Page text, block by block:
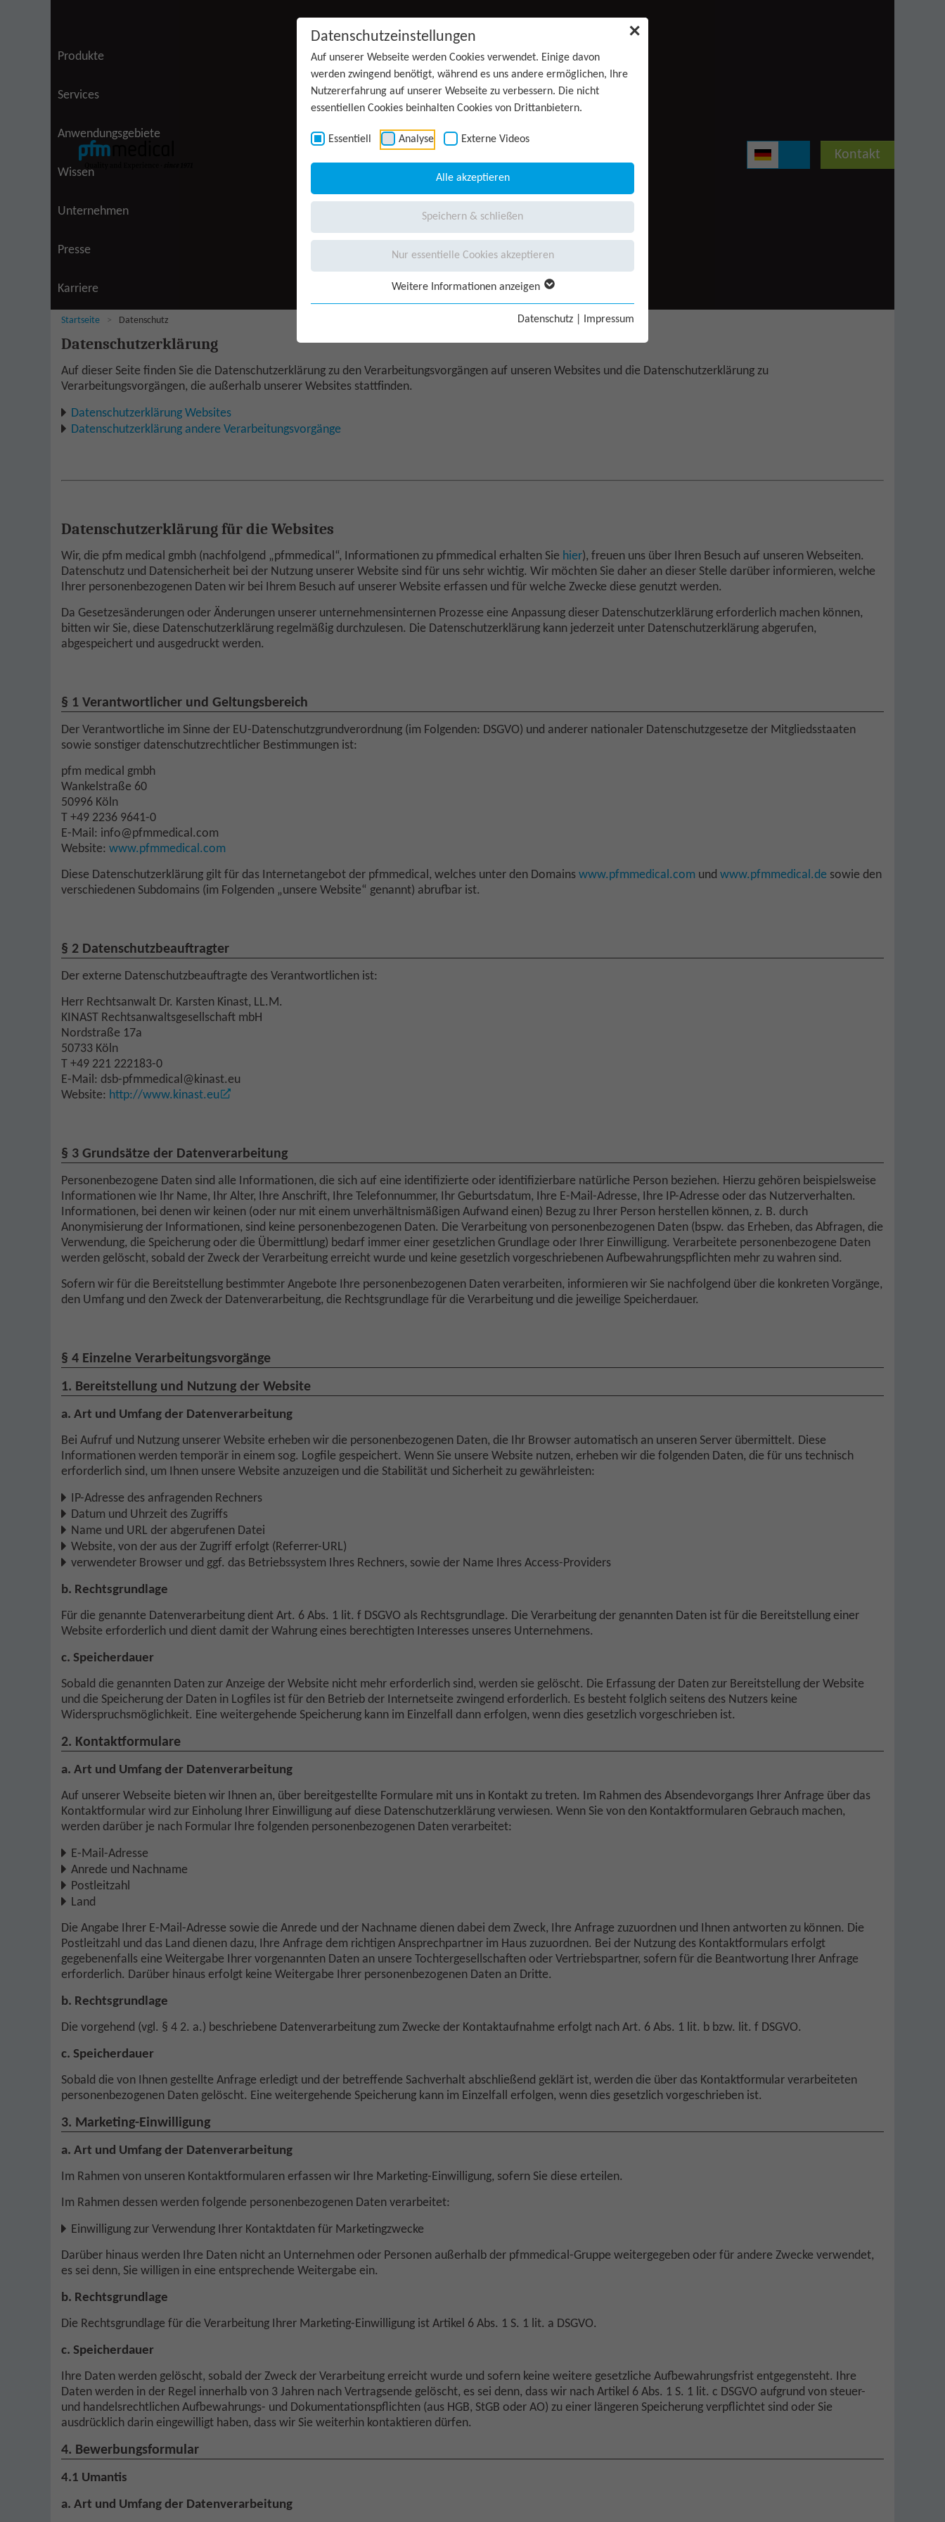
✕
Datenschutzeinstellungen
Auf unserer Webseite werden Cookies verwendet. Einige davon
werden zwingend benötigt, während es uns andere ermöglichen, Ihre
Nutzererfahrung auf unserer Webseite zu verbessern. Die nicht
essentiellen Cookies beinhalten Cookies von Drittanbietern.
Essentiell Analyse Externe Videos
Alle akzeptieren
Speichern & schließen
Nur essentielle Cookies akzeptieren
Weitere Informationen anzeigen
Datenschutz Impressum
Kontakt
Produkte
Services
Anwendungsgebiete
Wissen
Unternehmen
Presse
Karriere
Sie sind hier:
Startseite Datenschutz
Datenschutzerklärung
Auf dieser Seite finden Sie die Datenschutzerklärung zu den Verarbeitungsvorgängen auf unseren Websites und die Datenschutzerklärung zu
Verarbeitungsvorgängen, die außerhalb unserer Websites stattfinden.
Datenschutzerklärung Websites
Datenschutzerklärung andere Verarbeitungsvorgänge
Datenschutzerklärung für die Websites
Wir, die pfm medical gmbh (nachfolgend „pfmmedical“, Informationen zu pfmmedical erhalten Sie hier), freuen uns über Ihren Besuch auf unseren Webseiten.
Datenschutz und Datensicherheit bei der Nutzung unserer Website sind für uns sehr wichtig. Wir möchten Sie daher an dieser Stelle darüber informieren, welche
Ihrer personenbezogenen Daten wir bei Ihrem Besuch auf unserer Website erfassen und für welche Zwecke diese genutzt werden.
Da Gesetzesänderungen oder Änderungen unserer unternehmensinternen Prozesse eine Anpassung dieser Datenschutzerklärung erforderlich machen können,
bitten wir Sie, diese Datenschutzerklärung regelmäßig durchzulesen. Die Datenschutzerklärung kann jederzeit unter Datenschutzerklärung abgerufen,
abgespeichert und ausgedruckt werden.
§ 1 Verantwortlicher und Geltungsbereich
Der Verantwortliche im Sinne der EU-Datenschutzgrundverordnung (im Folgenden: DSGVO) und anderer nationaler Datenschutzgesetze der Mitgliedsstaaten
sowie sonstiger datenschutzrechtlicher Bestimmungen ist:
pfm medical gmbh
Wankelstraße 60
50996 Köln
T +49 2236 9641-0
E-Mail: info@pfmmedical.com
Website: www.pfmmedical.com
Diese Datenschutzerklärung gilt für das Internetangebot der pfmmedical, welches unter den Domains www.pfmmedical.com und www.pfmmedical.de sowie den
verschiedenen Subdomains (im Folgenden „unsere Website“ genannt) abrufbar ist.
§ 2 Datenschutzbeauftragter
Der externe Datenschutzbeauftragte des Verantwortlichen ist:
Herr Rechtsanwalt Dr. Karsten Kinast, LL.M.
KINAST Rechtsanwaltsgesellschaft mbH
Nordstraße 17a
50733 Köln
T +49 221 222183-0
E-Mail: dsb-pfmmedical@kinast.eu
Website: http://www.kinast.eu
§ 3 Grundsätze der Datenverarbeitung
Personenbezogene Daten sind alle Informationen, die sich auf eine identifizierte oder identifizierbare natürliche Person beziehen. Hierzu gehören beispielsweise
Informationen wie Ihr Name, Ihr Alter, Ihre Anschrift, Ihre Telefonnummer, Ihr Geburtsdatum, Ihre E-Mail-Adresse, Ihre IP-Adresse oder das Nutzerverhalten.
Informationen, bei denen wir keinen (oder nur mit einem unverhältnismäßigen Aufwand einen) Bezug zu Ihrer Person herstellen können, z. B. durch
Anonymisierung der Informationen, sind keine personenbezogenen Daten. Die Verarbeitung von personenbezogenen Daten (bspw. das Erheben, das Abfragen, die
Verwendung, die Speicherung oder die Übermittlung) bedarf immer einer gesetzlichen Grundlage oder Ihrer Einwilligung. Verarbeitete personenbezogene Daten
werden gelöscht, sobald der Zweck der Verarbeitung erreicht wurde und keine gesetzlich vorgeschriebenen Aufbewahrungspflichten mehr zu wahren sind.
Sofern wir für die Bereitstellung bestimmter Angebote Ihre personenbezogenen Daten verarbeiten, informieren wir Sie nachfolgend über die konkreten Vorgänge,
den Umfang und den Zweck der Datenverarbeitung, die Rechtsgrundlage für die Verarbeitung und die jeweilige Speicherdauer.
§ 4 Einzelne Verarbeitungsvorgänge
1. Bereitstellung und Nutzung der Website
a. Art und Umfang der Datenverarbeitung
Bei Aufruf und Nutzung unserer Website erheben wir die personenbezogenen Daten, die Ihr Browser automatisch an unseren Server übermittelt. Diese
Informationen werden temporär in einem sog. Logfile gespeichert. Wenn Sie unsere Website nutzen, erheben wir die folgenden Daten, die für uns technisch
erforderlich sind, um Ihnen unsere Website anzuzeigen und die Stabilität und Sicherheit zu gewährleisten:
IP-Adresse des anfragenden Rechners
Datum und Uhrzeit des Zugriffs
Name und URL der abgerufenen Datei
Website, von der aus der Zugriff erfolgt (Referrer-URL)
verwendeter Browser und ggf. das Betriebssystem Ihres Rechners, sowie der Name Ihres Access-Providers
b. Rechtsgrundlage
Für die genannte Datenverarbeitung dient Art. 6 Abs. 1 lit. f DSGVO als Rechtsgrundlage. Die Verarbeitung der genannten Daten ist für die Bereitstellung einer
Website erforderlich und dient damit der Wahrung eines berechtigten Interesses unseres Unternehmens.
c. Speicherdauer
Sobald die genannten Daten zur Anzeige der Website nicht mehr erforderlich sind, werden sie gelöscht. Die Erfassung der Daten zur Bereitstellung der Website
und die Speicherung der Daten in Logfiles ist für den Betrieb der Internetseite zwingend erforderlich. Es besteht folglich seitens des Nutzers keine
Widerspruchsmöglichkeit. Eine weitergehende Speicherung kann im Einzelfall dann erfolgen, wenn dies gesetzlich vorgeschrieben ist.
2. Kontaktformulare
a. Art und Umfang der Datenverarbeitung
Auf unserer Webseite bieten wir Ihnen an, über bereitgestellte Formulare mit uns in Kontakt zu treten. Im Rahmen des Absendevorgangs Ihrer Anfrage über das
Kontaktformular wird zur Einholung Ihrer Einwilligung auf diese Datenschutzerklärung verwiesen. Wenn Sie von den Kontaktformularen Gebrauch machen,
werden darüber je nach Formular Ihre folgenden personenbezogenen Daten verarbeitet:
E-Mail-Adresse
Anrede und Nachname
Postleitzahl
Land
Die Angabe Ihrer E-Mail-Adresse sowie die Anrede und der Nachname dienen dabei dem Zweck, Ihre Anfrage zuzuordnen und Ihnen antworten zu können. Die
Postleitzahl und das Land dienen dazu, Ihre Anfrage dem richtigen Ansprechpartner im Haus zuzuordnen. Bei der Nutzung des Kontaktformulars erfolgt
gegebenenfalls eine Weitergabe Ihrer vorgenannten Daten an unsere Tochtergesellschaften oder Vertriebspartner, sofern für die Beantwortung Ihrer Anfrage
erforderlich. Darüber hinaus erfolgt keine Weitergabe Ihrer personenbezogenen Daten an Dritte.
b. Rechtsgrundlage
Die vorgehend (vgl. § 4 2. a.) beschriebene Datenverarbeitung zum Zwecke der Kontaktaufnahme erfolgt nach Art. 6 Abs. 1 lit. b bzw. lit. f DSGVO.
c. Speicherdauer
Sobald die von Ihnen gestellte Anfrage erledigt und der betreffende Sachverhalt abschließend geklärt ist, werden die über das Kontaktformular verarbeiteten
personenbezogenen Daten gelöscht. Eine weitergehende Speicherung kann im Einzelfall erfolgen, wenn dies gesetzlich vorgeschrieben ist.
3. Marketing-Einwilligung
a. Art und Umfang der Datenverarbeitung
Im Rahmen von unseren Kontaktformularen erfassen wir Ihre Marketing-Einwilligung, sofern Sie diese erteilen.
Im Rahmen dessen werden folgende personenbezogenen Daten verarbeitet:
Einwilligung zur Verwendung Ihrer Kontaktdaten für Marketingzwecke
Darüber hinaus werden Ihre Daten nicht an Unternehmen oder Personen außerhalb der pfmmedical-Gruppe weitergegeben oder für andere Zwecke verwendet,
es sei denn, Sie willigen in eine entsprechende Weitergabe ein.
b. Rechtsgrundlage
Die Rechtsgrundlage für die Verarbeitung Ihrer Marketing-Einwilligung ist Artikel 6 Abs. 1 S. 1 lit. a DSGVO.
c. Speicherdauer
Ihre Daten werden gelöscht, sobald der Zweck der Verarbeitung erreicht wurde und sofern keine weitere gesetzliche Aufbewahrungsfrist entgegensteht. Ihre
Daten werden in der Regel innerhalb von 3 Jahren nach Vertragsende gelöscht, es sei denn, dass wir nach Artikel 6 Abs. 1 S. 1 lit. c DSGVO aufgrund von steuer-
und handelsrechtlichen Aufbewahrungs- und Dokumentationspflichten (aus HGB, StGB oder AO) zu einer längeren Speicherung verpflichtet sind oder Sie
ausdrücklich darin eingewilligt haben, dass wir Sie weiterhin kontaktieren dürfen.
4. Bewerbungsformular
4.1 Umantis
a. Art und Umfang der Datenverarbeitung